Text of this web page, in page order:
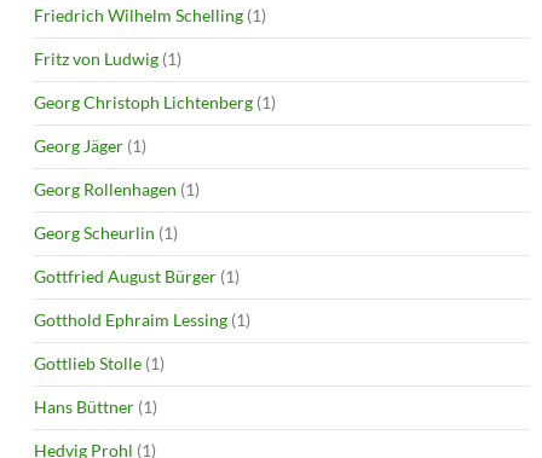
Friedrich Wilhelm Schelling (1)
Fritz von Ludwig (1)
Georg Christoph Lichtenberg (1)
Georg Jäger (1)
Georg Rollenhagen (1)
Georg Scheurlin (1)
Gottfried August Bürger (1)
Gotthold Ephraim Lessing (1)
Gottlieb Stolle (1)
Hans Büttner (1)
Hedvig Prohl (1)